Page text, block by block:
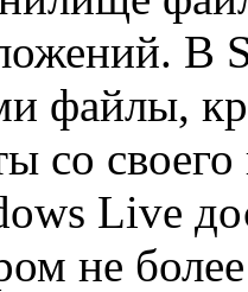
В
файлы,
со
Live
не